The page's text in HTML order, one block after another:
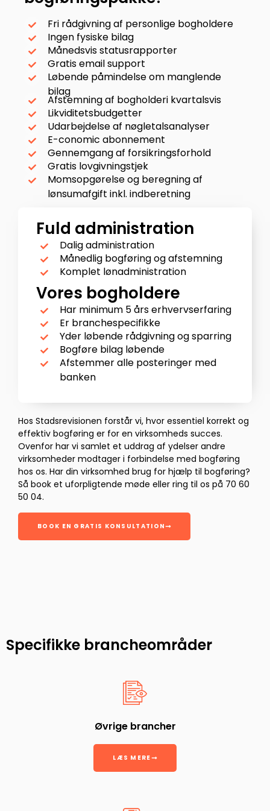
Fri rådgivning af personlige bogholdere
Ingen fysiske bilag
Månedsvis statusrapporter
Gratis email support
Løbende påmindelse om manglende
bilag
Afstemning af bogholderi kvartalsvis
Likviditetsbudgetter
Udarbejdelse af nøgletalsanalyser
E-conomic abonnement
Gennemgang af forsikringsforhold
Gratis lovgivningstjek
Momsopgørelse og beregning af
lønsumafgift inkl. indberetning
Fuld administration
Dalig administration
Månedlig bogføring og afstemning
Komplet lønadministration
Vores bogholdere
Har minimum 5 års erhvervserfaring
Er branchespecifikke
Yder løbende rådgivning og sparring
Bogføre bilag løbende
Afstemmer alle posteringer med
banken
Hos Stadsrevisionen forstår vi, hvor essentiel korrekt og
effektiv bogføring er for en virksomheds succes.
Ovenfor har vi samlet et uddrag af ydelser andre
virksomheder modtager i forbindelse med bogføring
hos os. Har din virksomhed brug for hjælp til bogføring?
Så book et uforpligtende møde eller ring til os på 70 60
50 04.
BOOK EN GRATIS KONSULTATION
Specifikke brancheområder
Øvrige brancher
LÆS MERE